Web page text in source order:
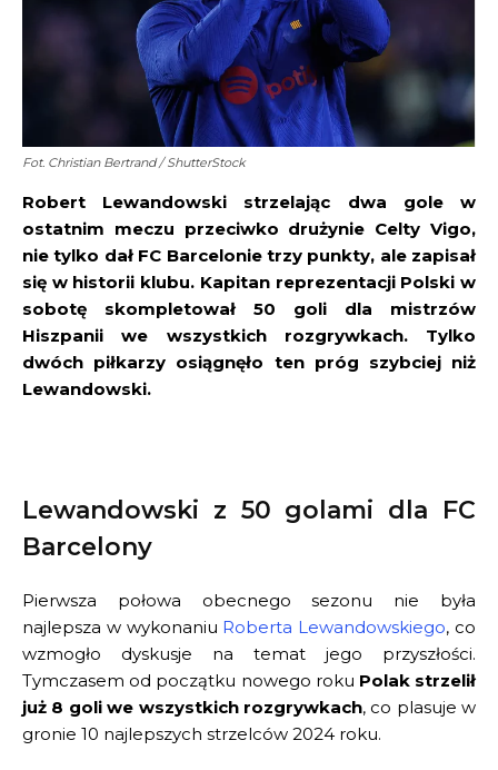
Fot. Christian Bertrand / ShutterStock
Robert Lewandowski strzelając dwa gole w
ostatnim meczu przeciwko drużynie Celty Vigo,
nie tylko dał FC Barcelonie trzy punkty, ale zapisał
się w historii klubu. Kapitan reprezentacji Polski w
sobotę skompletował 50 goli dla mistrzów
Hiszpanii we wszystkich rozgrywkach. Tylko
dwóch piłkarzy osiągnęło ten próg szybciej niż
Lewandowski.
Lewandowski z 50 golami dla FC
Barcelony
Pierwsza połowa obecnego sezonu nie była
najlepsza w wykonaniu Roberta Lewandowskiego, co
wzmogło dyskusje na temat jego przyszłości.
Tymczasem od początku nowego roku Polak strzelił
już 8 goli we wszystkich rozgrywkach, co plasuje w
gronie 10 najlepszych strzelców 2024 roku.